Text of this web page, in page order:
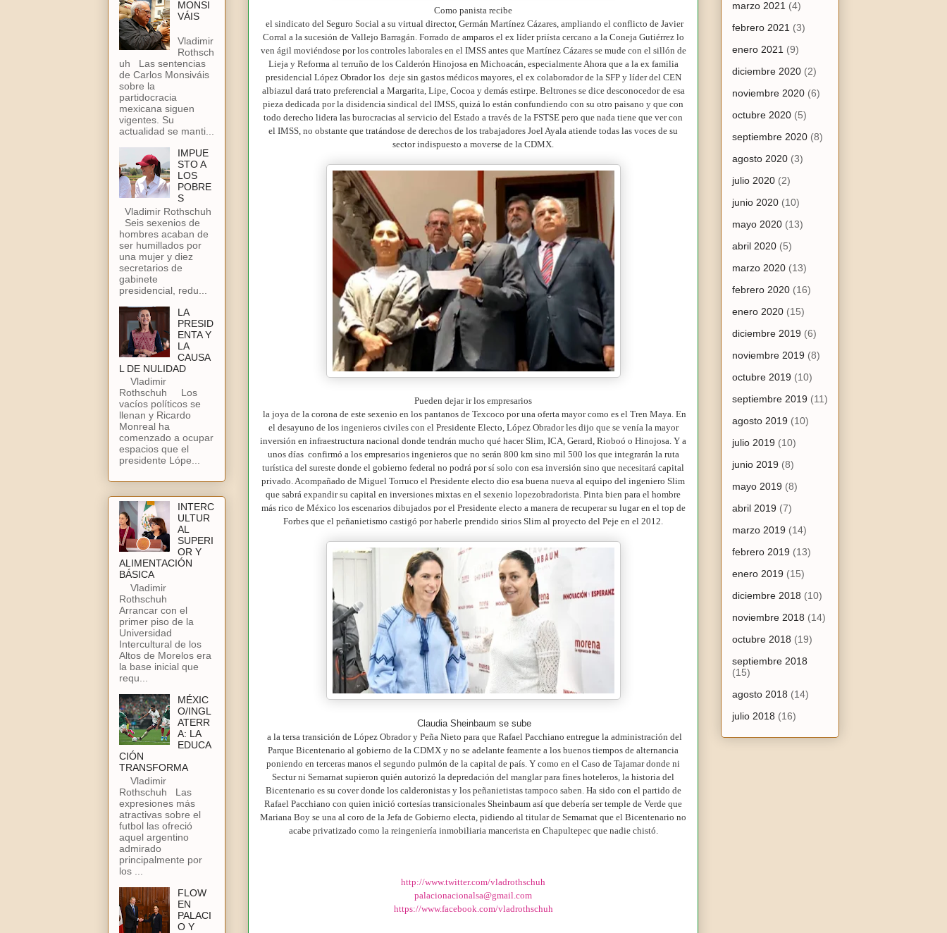
Como panista recibe
el sindicato del Seguro Social a su virtual director, Germán Martínez Cázares, ampliando el conflicto de Javier
Corral a la sucesión de Vallejo Barragán. Forrado de amparos el ex líder priísta cercano a la Coneja Gutiérrez lo
ven ágil moviéndose por los controles laborales en el IMSS antes que Martínez Cázares se mude con el sillón de
Lieja y Reforma al terruño de los Calderón Hinojosa en Michoacán, especialmente Ahora que a la ex familia
presidencial López Obrador los deje sin gastos médicos mayores, el ex colaborador de la SFP y líder del CEN
albiazul dará trato preferencial a Margarita, Lipe, Cocoa y demás estirpe. Beltrones se dice desconocedor de esa
pieza dedicada por la disidencia sindical del IMSS, quizá lo están confundiendo con su otro paisano y que con
todo derecho lidera las burocracias al servicio del Estado a través de la FSTSE pero que nada tiene que ver con
el IMSS, no obstante que tratándose de derechos de los trabajadores Joel Ayala atiende todas las voces de su
sector indispuesto a moverse de la CDMX.
Pueden dejar ir los empresarios
la joya de la corona de este sexenio en los pantanos de Texcoco por una oferta mayor como es el Tren Maya. En
el desayuno de los ingenieros civiles con el Presidente Electo, López Obrador les dijo que se venía la mayor
inversión en infraestructura nacional donde tendrán mucho qué hacer Slim, ICA, Gerard, Rioboó o Hinojosa. Y a
unos días confirmó a los empresarios ingenieros que no serán 800 km sino mil 500 los que integrarán la ruta
turística del sureste donde el gobierno federal no podrá por sí solo con esa inversión sino que necesitará capital
privado. Acompañado de Miguel Torruco el Presidente electo dio esa buena nueva al equipo del ingeniero Slim
que sabrá expandir su capital en inversiones mixtas en el sexenio lopezobradorista. Pinta bien para el hombre
más rico de México los escenarios dibujados por el Presidente electo a manera de recuperar su lugar en el top de
Forbes que el peñanietismo castigó por haberle prendido sirios Slim al proyecto del Peje en el 2012.
Claudia Sheinbaum se sube
a la tersa transición de López Obrador y Peña Nieto para que Rafael Pacchiano entregue la administración del
Parque Bicentenario al gobierno de la CDMX y no se adelante feamente a los buenos tiempos de alternancia
poniendo en terceras manos el segundo pulmón de la capital de país. Y como en el Caso de Tajamar donde ni
Sectur ni Semarnat supieron quién autorizó la depredación del manglar para fines hoteleros, la historia del
Bicentenario es su cover donde los calderonistas y los peñanietistas tampoco saben. Ha sido con el partido de
Rafael Pacchiano con quien inició cortesías transicionales Sheinbaum así que debería ser temple de Verde que
Mariana Boy se una al coro de la Jefa de Gobierno electa, pidiendo al titular de Semarnat que el Bicentenario no
acabe privatizado como la reingeniería inmobiliaria mancerista en Chapultepec que nadie chistó.
http://www.twitter.com/vladrothschuh
palacionacionalsa@gmail.com
https://www.facebook.com/vladrothschuh
MONSI
VÁIS
Vladimir
Rothsch
uh Las sentencias
de Carlos Monsiváis
sobre la
partidocracia
mexicana siguen
vigentes. Su
actualidad se manti...
IMPUE
STO A
LOS
POBRE
S
Vladimir Rothschuh
Seis sexenios de
hombres acaban de
ser humillados por
una mujer y diez
secretarios de
gabinete
presidencial, redu...
LA
PRESID
ENTA Y
LA
CAUSA
L DE NULIDAD
Vladimir
Rothschuh Los
vacíos políticos se
llenan y Ricardo
Monreal ha
comenzado a ocupar
espacios que el
presidente Lópe...
INTERC
ULTUR
AL
SUPERI
OR Y
ALIMENTACIÓN
BÁSICA
Vladimir
Rothschuh
Arrancar con el
primer piso de la
Universidad
Intercultural de los
Altos de Morelos era
la base inicial que
requ...
MÉXIC
O/INGL
ATERR
A: LA
EDUCA
CIÓN
TRANSFORMA
Vladimir
Rothschuh Las
expresiones más
atractivas sobre el
futbol las ofreció
aquel argentino
admirado
principalmente por
los ...
FLOW
EN
PALACI
O Y
marzo 2021 (4)
febrero 2021 (3)
enero 2021 (9)
diciembre 2020 (2)
noviembre 2020 (6)
octubre 2020 (5)
septiembre 2020 (8)
agosto 2020 (3)
julio 2020 (2)
junio 2020 (10)
mayo 2020 (13)
abril 2020 (5)
marzo 2020 (13)
febrero 2020 (16)
enero 2020 (15)
diciembre 2019 (6)
noviembre 2019 (8)
octubre 2019 (10)
septiembre 2019 (11)
agosto 2019 (10)
julio 2019 (10)
junio 2019 (8)
mayo 2019 (8)
abril 2019 (7)
marzo 2019 (14)
febrero 2019 (13)
enero 2019 (15)
diciembre 2018 (10)
noviembre 2018 (14)
octubre 2018 (19)
septiembre 2018
(15)
agosto 2018 (14)
julio 2018 (16)